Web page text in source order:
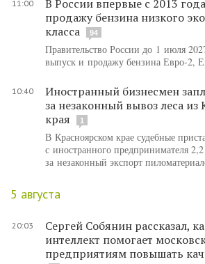
11:00
В России впервые с 2013
продажу бензина низкого
класса
94
Правительство России до 1 июля
выпуск и продажу бензина Евро-2,
10:40
Иностранный бизнесмен
за незаконный вывоз леса из
края
1
В Красноярском крае судебные
с иностранного предпринимателя
за незаконный экспорт
5 августа
20:03
Сергей Собянин рассказал,
интеллект помогает
предприятиям повышать